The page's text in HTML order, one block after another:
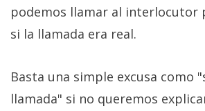
podemos llamar al interlocutor
si la llamada era real.
Basta una simple excusa como
llamada" si no queremos